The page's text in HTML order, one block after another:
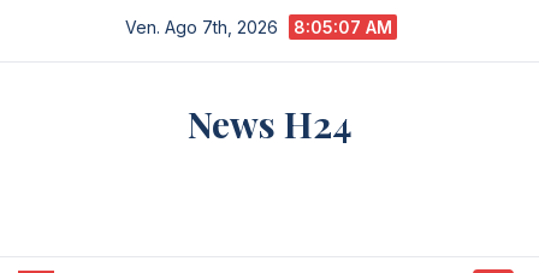
Ven. Ago 7th, 2026 8:05:08 AM
News H24